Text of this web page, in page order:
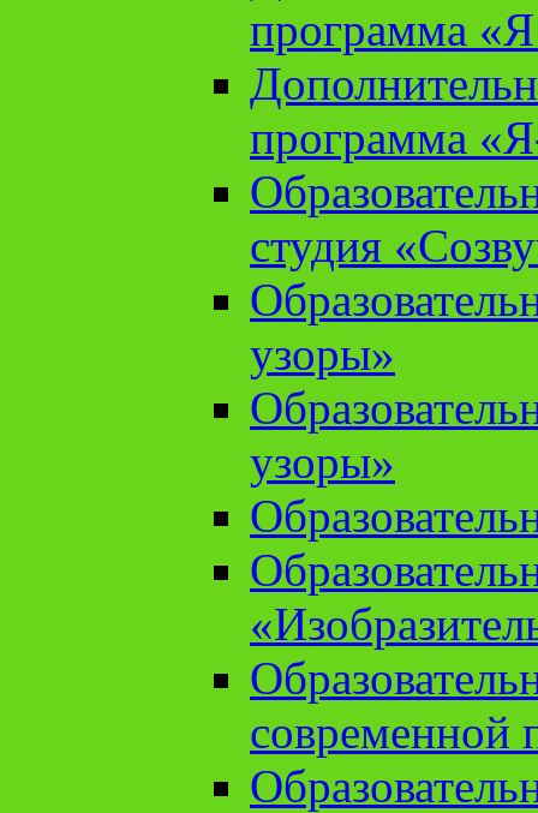
программа «Я
программа
студия
узоры»
узоры»
современной